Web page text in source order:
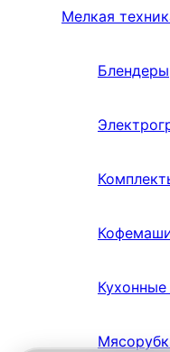
Мелкая
Блендеры